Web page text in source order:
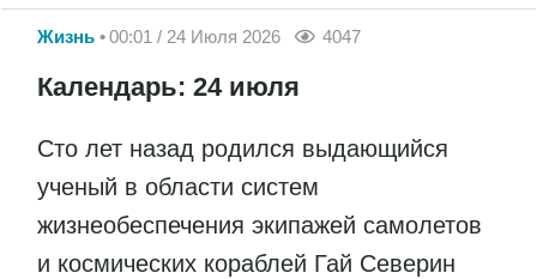
Жизнь 00:01 / 24 Июля 2026 4047
Календарь: 24 июля
Сто лет назад родился выдающийся
ученый в области систем
жизнеобеспечения экипажей самолетов
и космических кораблей Гай Северин